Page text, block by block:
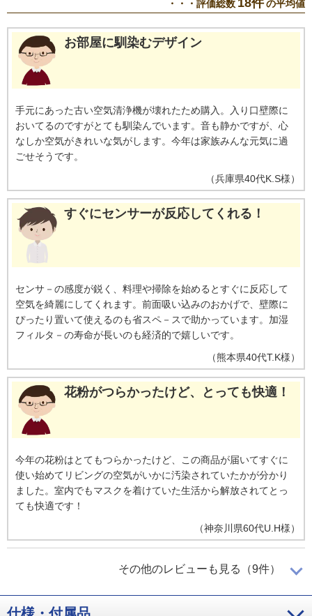
ターです。
・・・評価総数 18件の平均値
お部屋に馴染むデザイン
手元にあった古い空気清浄機が壊れたため購入。入り口壁際に
おいてるのですがとても馴染んでいます。音も静かですが、心
なしか空気がきれいな気がします。今年は家族みんな元気に過
ごせそうです。
（兵庫県40代K.S様）
すぐにセンサーが反応してくれる！
センサ－の感度が鋭く、料理や掃除を始めるとすぐに反応して
空気を綺麗にしてくれます。前面吸い込みのおかげで、壁際に
ぴったり置いて使えるのも省スペ－スで助かっています。加湿
フィルタ－の寿命が長いのも経済的で嬉しいです。
（熊本県40代T.K様）
花粉がつらかったけど、とっても快適！
今年の花粉はとてもつらかったけど、この商品が届いてすぐに
使い始めてリビングの空気がいかに汚染されていたかが分かり
ました。室内でもマスクを着けていた生活から解放されてとっ
ても快適です！
（神奈川県60代U.H様）
姪っ子のために購入
その他のレビューも見る（9件）